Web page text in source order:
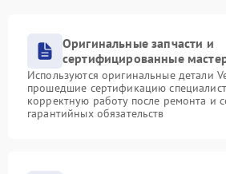
Оригинальные запчасти и
сертифицированные
Используются оригинальные детали
прошедшие сертификацию
корректную работу после ремонта и
гарантийных обязательств